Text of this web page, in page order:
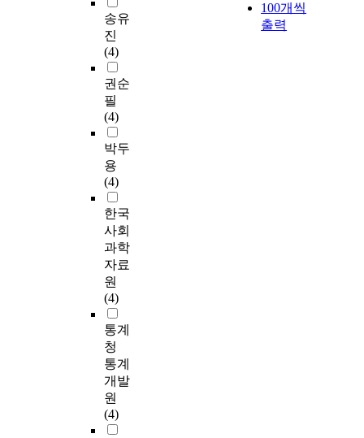
송유
진
(4)
권순
필
(4)
박두
용
(4)
한국
사회
과학
자료
원
(4)
통계
청
통계
개발
원
(4)
100개씩
출력